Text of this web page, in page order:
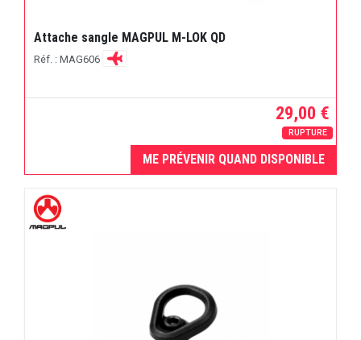
Attache sangle MAGPUL M-LOK QD
Réf. : MAG606
29,00 €
RUPTURE
ME PRÉVENIR QUAND DISPONIBLE